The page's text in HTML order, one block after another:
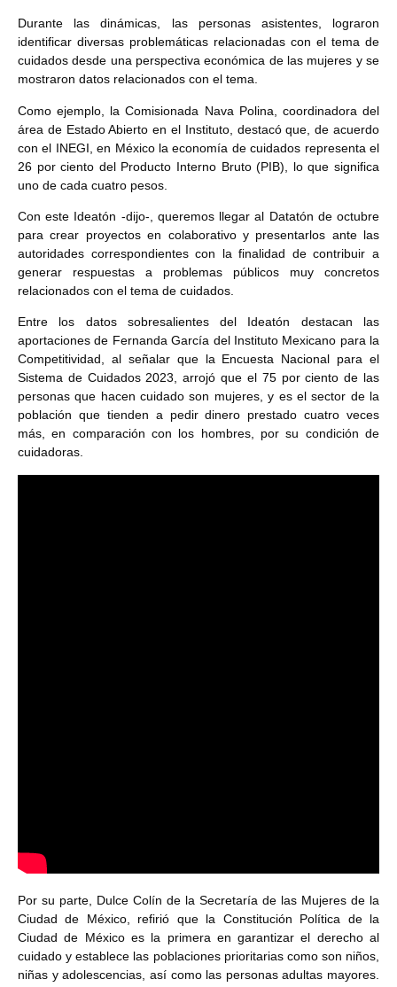
Durante las dinámicas, las personas asistentes, lograron
identificar diversas problemáticas relacionadas con el tema de
cuidados desde una perspectiva económica de las mujeres y se
mostraron datos relacionados con el tema.
Como ejemplo, la Comisionada Nava Polina, coordinadora del
área de Estado Abierto en el Instituto, destacó que, de acuerdo
con el INEGI, en México la economía de cuidados representa el
26 por ciento del Producto Interno Bruto (PIB), lo que significa
uno de cada cuatro pesos.
Con este Ideatón -dijo-, queremos llegar al Datatón de octubre
para crear proyectos en colaborativo y presentarlos ante las
autoridades correspondientes con la finalidad de contribuir a
generar respuestas a problemas públicos muy concretos
relacionados con el tema de cuidados.
Entre los datos sobresalientes del Ideatón destacan las
aportaciones de Fernanda García del Instituto Mexicano para la
Competitividad, al señalar que la Encuesta Nacional para el
Sistema de Cuidados 2023, arrojó que el 75 por ciento de las
personas que hacen cuidado son mujeres, y es el sector de la
población que tienden a pedir dinero prestado cuatro veces
más, en comparación con los hombres, por su condición de
cuidadoras.
Por su parte, Dulce Colín de la Secretaría de las Mujeres de la
Ciudad de México, refirió que la Constitución Política de la
Ciudad de México es la primera en garantizar el derecho al
cuidado y establece las poblaciones prioritarias como son niños,
niñas y adolescencias, así como las personas adultas mayores.